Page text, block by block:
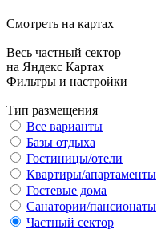
Смотреть на картах
Весь частный сектор
на Яндекс Картах
Фильтры и настройки
Тип размещения
Все варианты
Базы отдыха
Гостиницы/отели
Квартиры/апартаменты
Гостевые дома
Санатории/пансионаты
Частный сектор